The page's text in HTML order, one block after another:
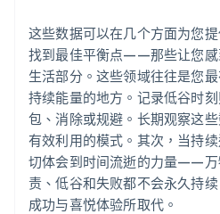
这些数据可以在几个方面为您
找到最佳平衡点——那些让您感
生活部分。这些领域往往是您
持续能量的地方。记录低谷时
包、消除或规避。长期观察这
有效利用的模式。其次，当持
切体会到时间流逝的力量——万
责、低谷和失败都不会永久持
成功与喜悦体验所取代。